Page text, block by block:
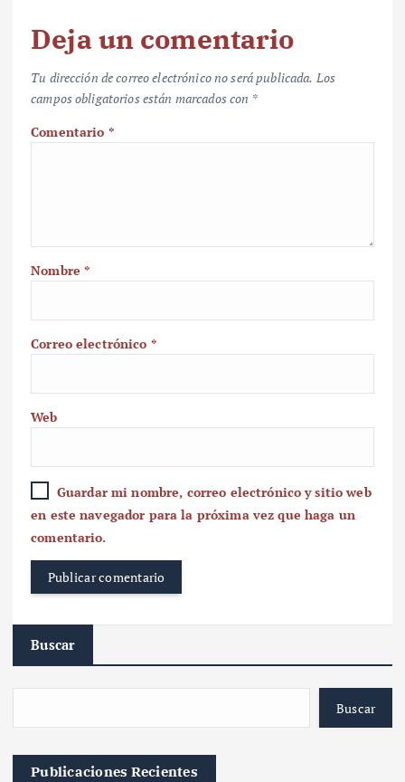
Deja un comentario
Tu dirección de correo electrónico no será publicada. Los
campos obligatorios están marcados con *
Comentario *
Nombre*
Correo electrónico *
Web
Guardar mi nombre, correo electrónico y sitio web
en este navegador para la próxima vez que haga un
comentario.
Buscar
Buscar
Publicaciones Recientes